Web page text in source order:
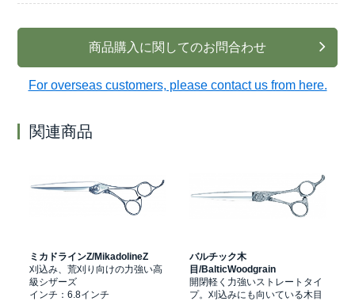
商品購入に関してのお問合わせ
For overseas customers, please contact us from here.
関連商品
ミカドラインZ/MikadolineZ
刈込み、荒刈り向けの力強い高
級シザーズ
インチ：6.8インチ
バルチック木
目/BalticWoodgrain
開閉軽く力強いストレートタイ
プ。刈込みにも向いている木目